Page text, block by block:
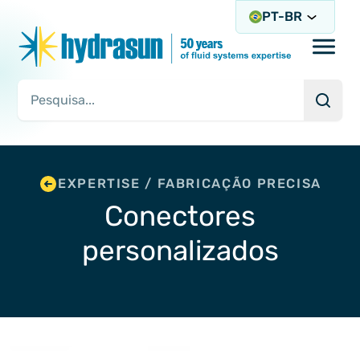
Consulta de pesquisa
PT-BR
EXPERTISE / FABRICAÇÃO PRECISA
Conectores
personalizados